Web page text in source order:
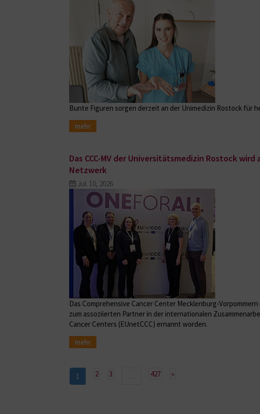
Bunte Figuren sorgen derzeit an der Unimedizin Rostock für
mehr
Das CCC-MV der Universitätsmedizin Rostock wird
Netzwerk
Jul. 10, 2026
Das Comprehensive Cancer Center Mecklenburg-
zum assoziierten Partner in der internationalen
Cancer Centers (EUnetCCC) ernannt worden.
mehr
1 2 3 … 427 »Nächste